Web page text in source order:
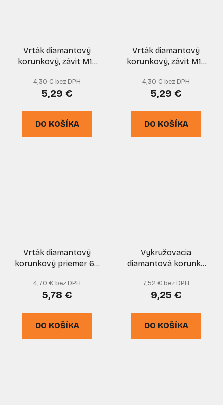
Vrták diamantový
korunkový, závit M14
priemer 6 mm, GEKO
4,30 € bez DPH
5,29 €
DO KOŠÍKA
Vrták diamantový
korunkový, závit M14
priemer 8 mm, GEKO
4,30 € bez DPH
5,29 €
DO KOŠÍKA
Vrták diamantový
korunkový priemer 65
GEKO
4,70 € bez DPH
5,78 €
DO KOŠÍKA
Vykružovacia
diamantová korunka
brúsky M14 DIAMANTO
7,52 € bez DPH
9,25 €
DO KOŠÍKA